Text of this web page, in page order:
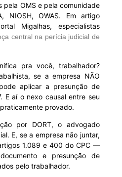
pela OMS e pela comunidade
NIOSH, OWAS. Em artigo
Migalhas, especialistas
central na perícia judicial de
pra você, trabalhador?
se a empresa NÃO
aplicar a presunção de
E aí o nexo causal entre seu
provado.
por DORT, o advogado
E, se a empresa não juntar,
1.089 e 400 do CPC —
e presunção de
pelo trabalhador.